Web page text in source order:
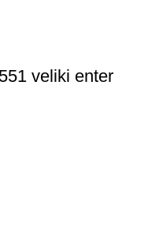
veliki enter